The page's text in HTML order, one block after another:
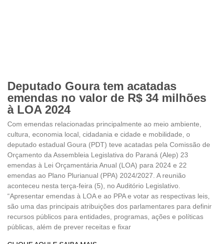
Deputado Goura tem acatadas
emendas no valor de R$ 34 milhões
à LOA 2024
Com emendas relacionadas principalmente ao meio ambiente,
cultura, economia local, cidadania e cidade e mobilidade, o
deputado estadual Goura (PDT) teve acatadas pela Comissão de
Orçamento da Assembleia Legislativa do Paraná (Alep) 23
emendas à Lei Orçamentária Anual (LOA) para 2024 e 22
emendas ao Plano Plurianual (PPA) 2024/2027. A reunião
aconteceu nesta terça-feira (5), no Auditório Legislativo.
“Apresentar emendas à LOA e ao PPA e votar as respectivas leis,
são uma das principais atribuições dos parlamentares para definir
recursos públicos para entidades, programas, ações e políticas
públicas, além de prever receitas e fixar